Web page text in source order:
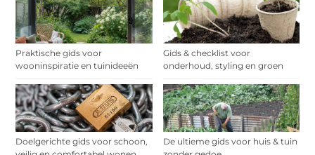
Praktische gids voor
wooninspiratie en tuinideeën
Gids & checklist voor
onderhoud, styling en groen
Doelgerichte gids voor schoon,
De ultieme gids voor huis & tuin